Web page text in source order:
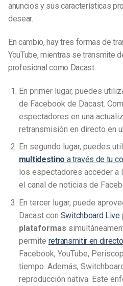
anuncios y sus características
desear.
En cambio, hay tres formas de
YouTube, mientras se transmite
profesional como Dacast.
En primer lugar, puedes
de Facebook de Dacast.
espectadores en una
retransmisión en directo en
En segundo lugar, puedes
multidestino a través de tu
los espectadores acceder a
el canal de noticias de
En tercer lugar, puede
Dacast con Switchboard Live
plataformas
permite retransmitir en directo
Facebook, YouTube,
tiempo. Además,
reproducción nativa. Este